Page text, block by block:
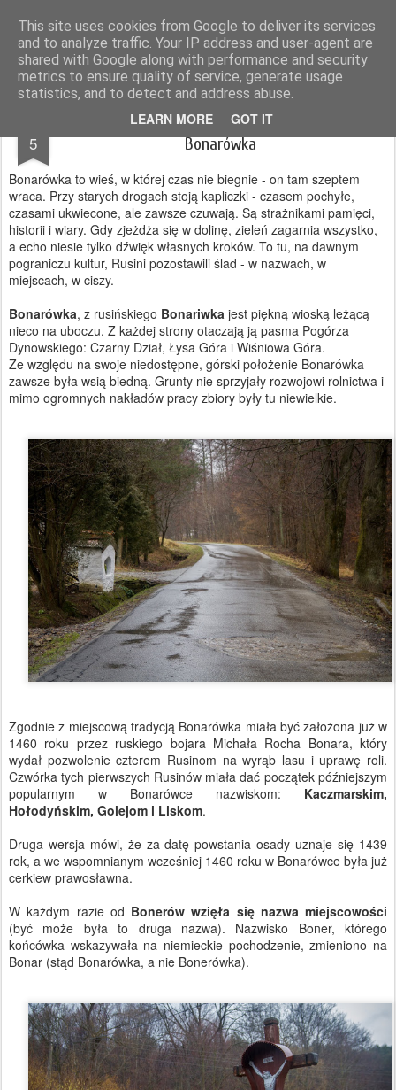
This site uses cookies from Google to deliver its services
and to analyze traffic. Your IP address and user-agent are
shared with Google along with performance and security
metrics to ensure quality of service, generate usage
statistics, and to detect and address abuse.
LEARN MORE GOT IT
Magurskie wyprawy podróże, góry, fotografia
Pages
5
Ścieżkami Zamieszańców: przystanek trzeci -
Bonarówka
Bonarówka to wieś, w której czas nie biegnie - on tam szeptem
wraca. Przy starych drogach stoją kapliczki - czasem pochyłe,
czasami ukwiecone, ale zawsze czuwają. Są strażnikami pamięci,
historii i wiary. Gdy zjeżdża się w dolinę, zieleń zagarnia wszystko,
a echo niesie tylko dźwięk własnych kroków. To tu, na dawnym
pograniczu kultur, Rusini pozostawili ślad - w nazwach, w
miejscach, w ciszy.
Bonarówka, z rusińskiego Bonariwka jest piękną wioską leżącą
nieco na uboczu. Z każdej strony otaczają ją pasma Pogórza
Dynowskiego: Czarny Dział, Łysa Góra i Wiśniowa Góra.
Ze względu na swoje niedostępne, górski położenie Bonarówka
zawsze była wsią biedną. Grunty nie sprzyjały rozwojowi rolnictwa i
mimo ogromnych nakładów pracy zbiory były tu niewielkie.
Zgodnie z miejscową tradycją Bonarówka miała być założona już w
1460 roku przez ruskiego bojara Michała Rocha Bonara, który
wydał pozwolenie czterem Rusinom na wyrąb lasu i uprawę roli.
Czwórka tych pierwszych Rusinów miała dać początek późniejszym
popularnym w Bonarówce nazwiskom: Kaczmarskim,
Hołodyńskim, Golejom i Liskom.
Druga wersja mówi, że za datę powstania osady uznaje się 1439
rok, a we wspomnianym wcześniej 1460 roku w Bonarówce była już
cerkiew prawosławna.
W każdym razie od Bonerów wzięła się nazwa miejscowości
(być może była to druga nazwa). Nazwisko Boner, którego
końcówka wskazywała na niemieckie pochodzenie, zmieniono na
Bonar (stąd Bonarówka, a nie Bonerówka).